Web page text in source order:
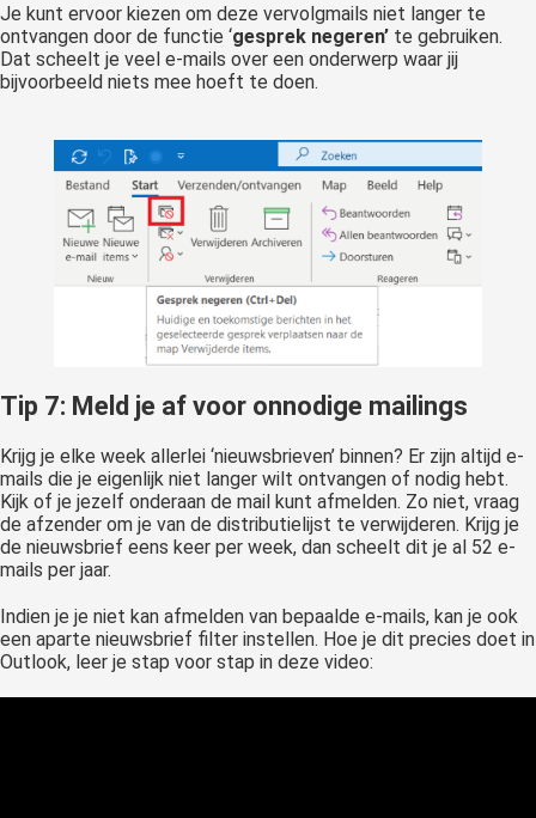
Je kunt ervoor kiezen om deze vervolgmails niet langer te
ontvangen door de functie ‘gesprek negeren’ te gebruiken.
Dat scheelt je veel e-mails over een onderwerp waar jij
bijvoorbeeld niets mee hoeft te doen.
Tip 7: Meld je af voor onnodige mailings
Krijg je elke week allerlei ‘nieuwsbrieven’ binnen? Er zijn altijd e-
mails die je eigenlijk niet langer wilt ontvangen of nodig hebt.
Kijk of je jezelf onderaan de mail kunt afmelden. Zo niet, vraag
de afzender om je van de distributielijst te verwijderen. Krijg je
de nieuwsbrief eens keer per week, dan scheelt dit je al 52 e-
mails per jaar.
Indien je je niet kan afmelden van bepaalde e-mails, kan je ook
een aparte nieuwsbrief filter instellen. Hoe je dit precies doet in
Outlook, leer je stap voor stap in deze video: